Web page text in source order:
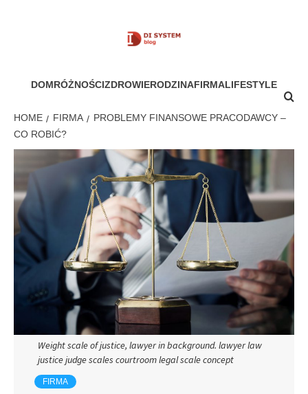
MÓJ SYSTEM
DOMRÓŻNOŚCIZDROWIERODZINAFIRMALIFESTYLE
HOME FIRMA
PROBLEMY FINANSOWE PRACODAWCY –
CO ROBIĆ?
Weight scale of justice, lawyer in background. lawyer law
justice judge scales courtroom legal scale concept
FIRMA